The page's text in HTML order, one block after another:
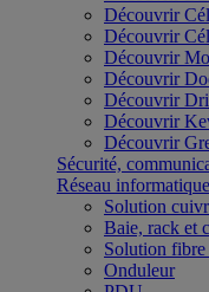
Découvrir
Découvrir
Découvrir
Découvrir
Découvrir
Découvrir
Découvrir
Sécurité,
Réseau informatique
Solution
Baie, rack et
Solution fibre
Onduleur